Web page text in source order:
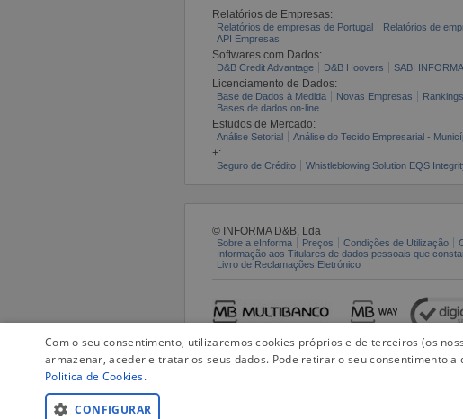
Relatórios de Empresas:
Relatórios de empresas de Portugal Relatórios de
API Empresas
Softwares com Dados:
D&B Credit Advantage D&B Hoovers SABI INFORMA
Licenciamento de Dados:
Base de Dados à Medida Novas Empresas Rankings
Bases de dados on-line
Estudos de Mercado:
Análise Setorial Análise do Tecido Empresarial -
+:
Seguro de Crédito Whistleblowing Solution EQS
© INFORMA D&B, Lda
Sobre a eInforma Preços Condições de Utilização
Informação aos Titulares de dados pessoais que
Livro de Reclamações Eletrónico
Com o seu consentimento, utilizaremos cookies próprios e de terceiros (os
armazenar, aceder e tratar os seus dados. Pode retirar o seu consentimento
Politica de Cookies.
CONFIGURAR